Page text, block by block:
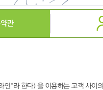
관
"라 한다) 을 이용하는 고객 사이